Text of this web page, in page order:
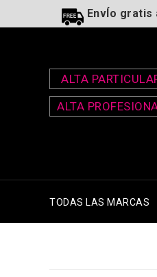
EnvÍo
ALTA
ALTA
TODAS LAS MARCAS